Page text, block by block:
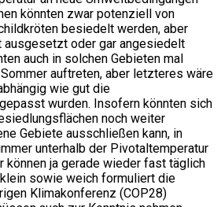
könnten zwar potenziell von
besiedelt werden, aber
ausgesetzt oder gar angesiedelt
auch in solchen Gebieten mal
auftreten, aber letzteres wäre
wie gut die
wurden. Insofern könnten sich
noch weiter
Gebiete ausschließen kann, in
unterhalb der Pivotaltemperatur
können ja gerade wieder fast täglich
sowie weich formuliert die
Klimakonferenz (COP28)